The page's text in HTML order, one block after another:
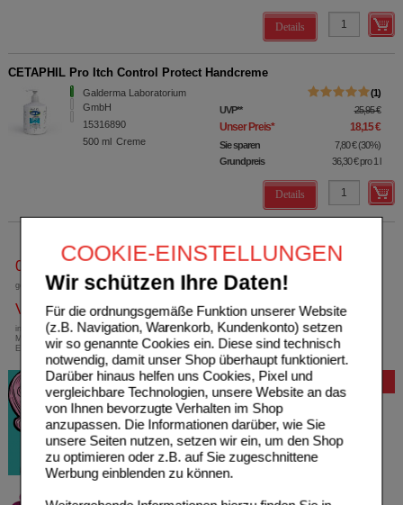
COOKIE-EINSTELLUNGEN
Wir schützen Ihre Daten!
Für die ordnungsgemäße Funktion unserer Website
(z.B. Navigation, Warenkorb, Kundenkonto) setzen
wir so genannte Cookies ein. Diese sind technisch
notwendig, damit unser Shop überhaupt funktioniert.
Darüber hinaus helfen uns Cookies, Pixel und
vergleichbare Technologien, unsere Website an das
von Ihnen bevorzugte Verhalten im Shop
anzupassen. Die Informationen darüber, wie Sie
unsere Seiten nutzen, setzen wir ein, um den Shop
zu optimieren oder z.B. auf Sie zugeschnittene
Werbung einblenden zu können.
Details
CETAPHIL Pro Itch Control Protect Handcreme
Galderma Laboratorium
GmbH
15316890
500 ml Creme
1
UVP** 25,95 €
Unser Preis* 18,15 €
Sie sparen 7,80 € (30%)
Grundpreis
36,30 €pro 1 l
Details
0800-10 11 422
gebührenfreie Rufnummer
Versandkostenfrei
innerhalb Deutschlands bei einem
Mindestbestellwert von 13,99 Euro oder bei
Einsendung eines Kassenrezeptes
Bewertung